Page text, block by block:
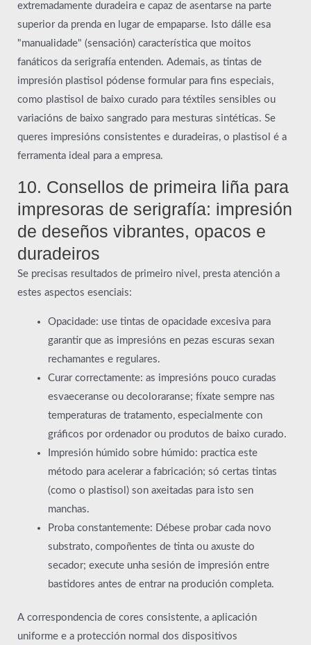
extremadamente duradeira e capaz de asentarse na parte
superior da prenda en lugar de empaparse. Isto dálle esa
"manualidade" (sensación) característica que moitos
fanáticos da serigrafía entenden. Ademais, as tintas de
impresión plastisol pódense formular para fins especiais,
como plastisol de baixo curado para téxtiles sensibles ou
variacións de baixo sangrado para mesturas sintéticas. Se
queres impresións consistentes e duradeiras, o plastisol é a
ferramenta ideal para a empresa.
10. Consellos de primeira liña para
impresoras de serigrafía: impresión
de deseños vibrantes, opacos e
duradeiros
Se precisas resultados de primeiro nivel, presta atención a
estes aspectos esenciais:
Opacidade: use tintas de opacidade excesiva para
garantir que as impresións en pezas escuras sexan
rechamantes e regulares.
Curar correctamente: as impresións pouco curadas
esvaeceranse ou decoloraranse; fíxate sempre nas
temperaturas de tratamento, especialmente con
gráficos por ordenador ou produtos de baixo curado.
Impresión húmido sobre húmido: practica este
método para acelerar a fabricación; só certas tintas
(como o plastisol) son axeitadas para isto sen
manchas.
Proba constantemente: Débese probar cada novo
substrato, compoñentes de tinta ou axuste do
secador; execute unha sesión de impresión entre
bastidores antes de entrar na produción completa.
A correspondencia de cores consistente, a aplicación
uniforme e a protección normal dos dispositivos